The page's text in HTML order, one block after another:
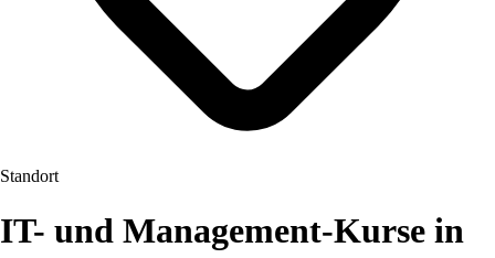
Standort
IT- und Management-Kurse in